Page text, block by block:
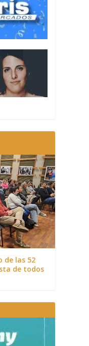
de las 52
de todos